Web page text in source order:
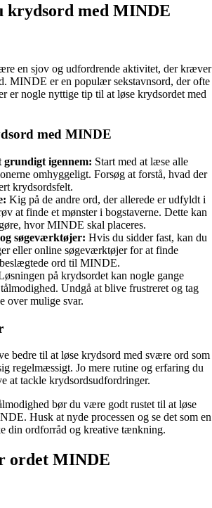
krydsord med MINDE
en sjov og udfordrende aktivitet, der kræver
MINDE er en populær sekstavnsord, der ofte
er nogle nyttige tip til at løse krydsordet med
med MINDE
igennem: Start med at læse alle
omhyggeligt. Forsøg at forstå, hvad der
krydsordsfelt.
Kig på de andre ord, der allerede er udfyldt i
at finde et mønster i bogstaverne. Dette kan
hvor MINDE skal placeres.
søgeværktøjer: Hvis du sidder fast, kan du
eller online søgeværktøjer for at finde
ord til MINDE.
på krydsordet kan nogle gange
Undgå at blive frustreret og tag
over mulige svar.
bedre til at løse krydsord med svære ord som
regelmæssigt. Jo mere rutine og erfaring du
at tackle krydsordsudfordringer.
bør du være godt rustet til at løse
Husk at nyde processen og se det som en
din ordforråd og kreative tænkning.
ordet MINDE